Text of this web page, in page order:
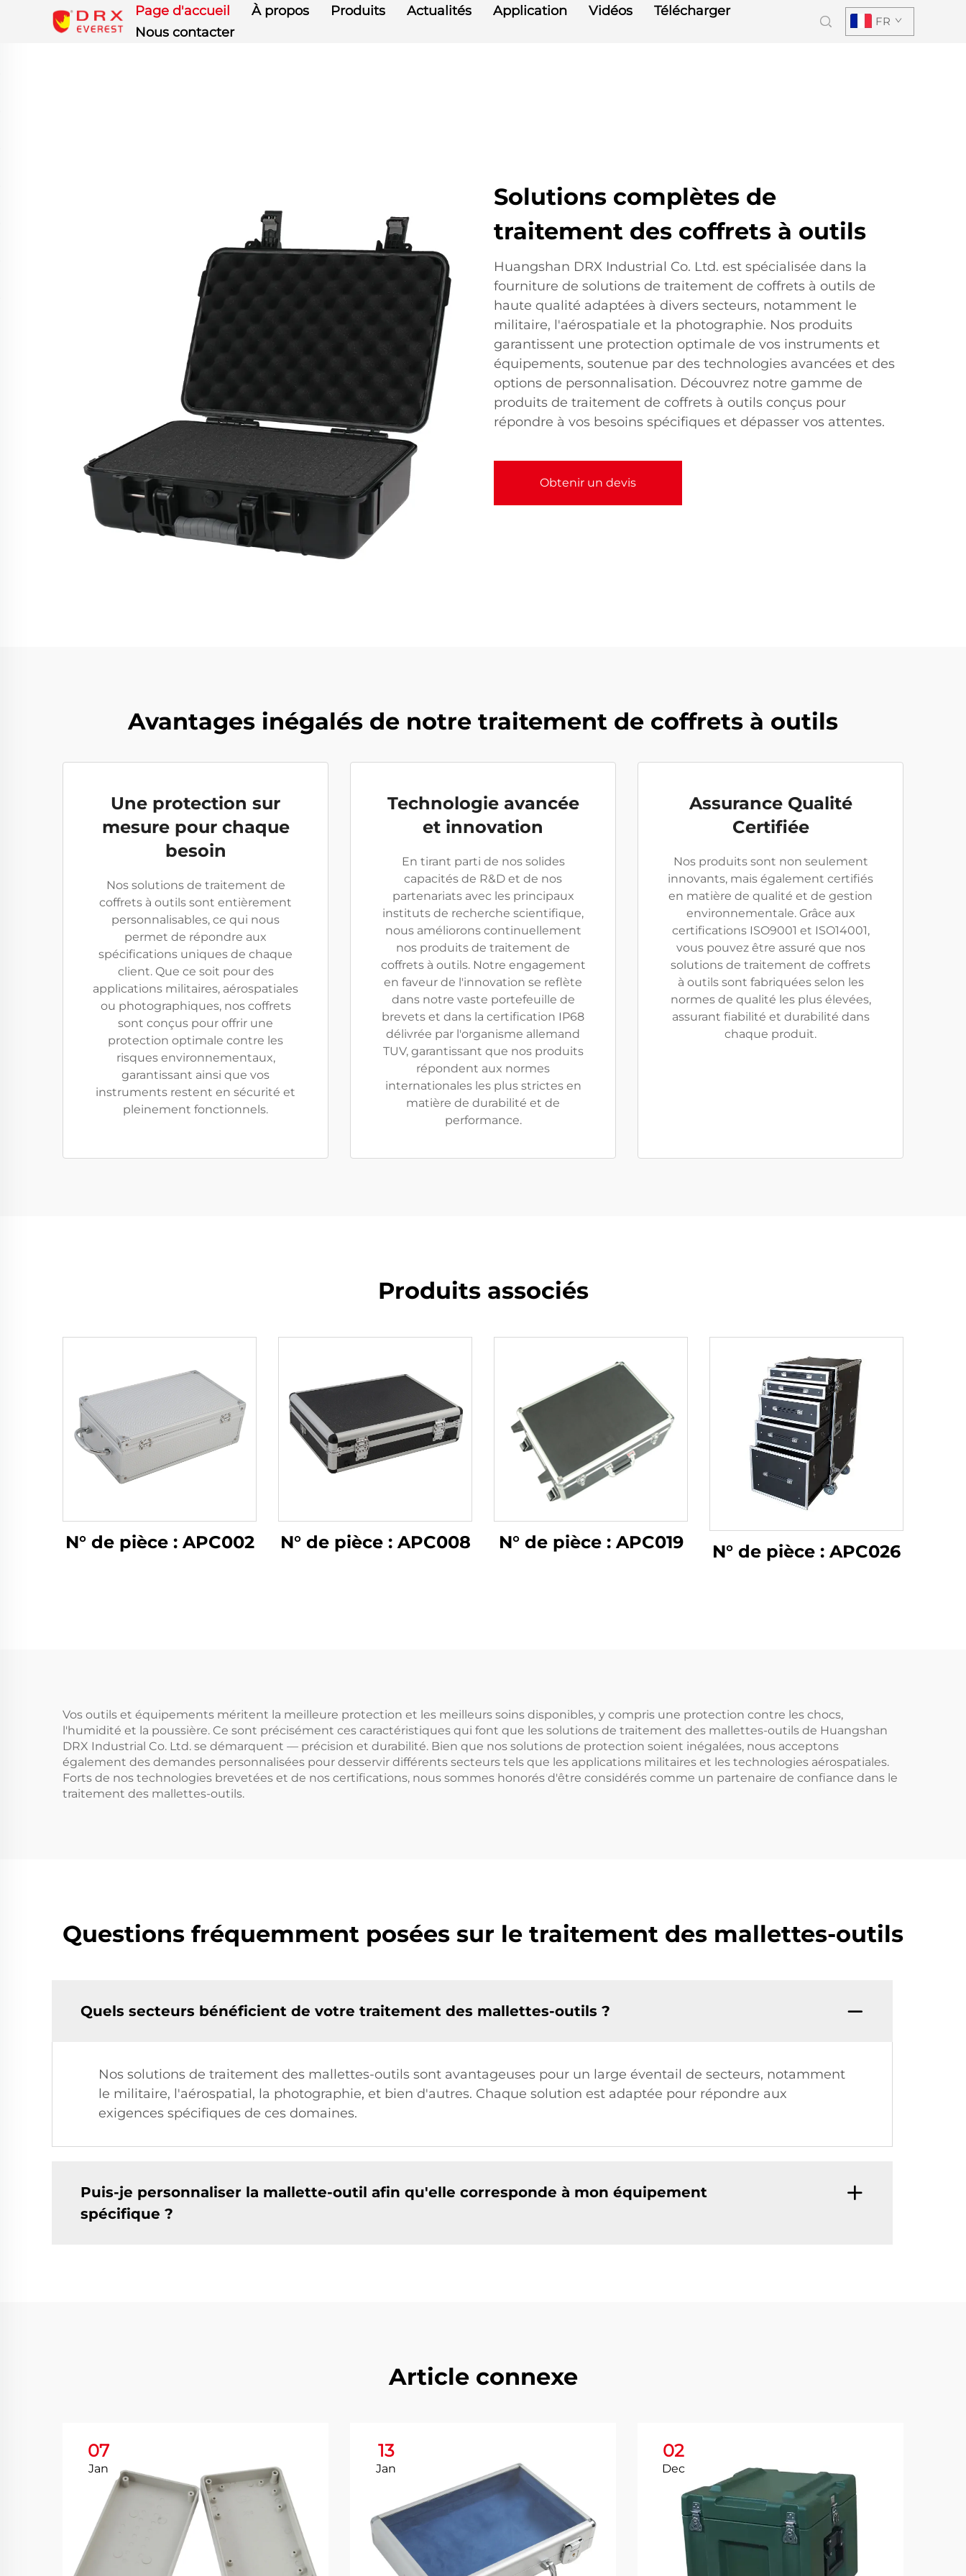
Page d'accueil À propos Produits Actualités Application Vidéos
Télécharger
Nous contacter
FR
Solutions complètes de
traitement des coffrets à outils
Huangshan DRX Industrial Co. Ltd. est spécialisée dans la
fourniture de solutions de traitement de coffrets à outils de
haute qualité adaptées à divers secteurs, notamment le
militaire, l'aérospatiale et la photographie. Nos produits
garantissent une protection optimale de vos instruments et
équipements, soutenue par des technologies avancées et des
options de personnalisation. Découvrez notre gamme de
produits de traitement de coffrets à outils conçus pour
répondre à vos besoins spécifiques et dépasser vos attentes.
Obtenir un devis
Avantages inégalés de notre traitement de coffrets à outils
Une protection sur
mesure pour chaque
besoin
Nos solutions de traitement de
coffrets à outils sont entièrement
personnalisables, ce qui nous
permet de répondre aux
spécifications uniques de chaque
client. Que ce soit pour des
applications militaires, aérospatiales
ou photographiques, nos coffrets
sont conçus pour offrir une
protection optimale contre les
risques environnementaux,
garantissant ainsi que vos
instruments restent en sécurité et
pleinement fonctionnels.
Technologie avancée
et innovation
En tirant parti de nos solides
capacités de R&D et de nos
partenariats avec les principaux
instituts de recherche scientifique,
nous améliorons continuellement
nos produits de traitement de
coffrets à outils. Notre engagement
en faveur de l'innovation se reflète
dans notre vaste portefeuille de
brevets et dans la certification IP68
délivrée par l'organisme allemand
TUV, garantissant que nos produits
répondent aux normes
internationales les plus strictes en
matière de durabilité et de
performance.
Assurance Qualité
Certifiée
Nos produits sont non seulement
innovants, mais également certifiés
en matière de qualité et de gestion
environnementale. Grâce aux
certifications ISO9001 et ISO14001,
vous pouvez être assuré que nos
solutions de traitement de coffrets
à outils sont fabriquées selon les
normes de qualité les plus élevées,
assurant fiabilité et durabilité dans
chaque produit.
Produits associés
N° de pièce : APC002 N° de pièce : APC008 N° de pièce : APC019 N° de pièce : APC026
Vos outils et équipements méritent la meilleure protection et les meilleurs soins disponibles, y compris une protection contre les chocs,
l'humidité et la poussière. Ce sont précisément ces caractéristiques qui font que les solutions de traitement des mallettes-outils de Huangshan
DRX Industrial Co. Ltd. se démarquent — précision et durabilité. Bien que nos solutions de protection soient inégalées, nous acceptons
également des demandes personnalisées pour desservir différents secteurs tels que les applications militaires et les technologies aérospatiales.
Forts de nos technologies brevetées et de nos certifications, nous sommes honorés d'être considérés comme un partenaire de confiance dans le
traitement des mallettes-outils.
Questions fréquemment posées sur le traitement des mallettes-outils
Quels secteurs bénéficient de votre traitement des mallettes-outils ?
Nos solutions de traitement des mallettes-outils sont avantageuses pour un large éventail de secteurs, notamment
le militaire, l'aérospatial, la photographie, et bien d'autres. Chaque solution est adaptée pour répondre aux
exigences spécifiques de ces domaines.
Puis-je personnaliser la mallette-outil afin qu'elle corresponde à mon équipement
spécifique ?
Article connexe
07
Jan
13
Jan
02
Dec